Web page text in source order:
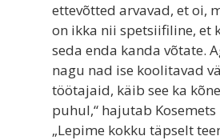
ettevõtted arvavad, et oi,
on ikka nii spetsiifiline, et
seda enda kanda võtate.
nagu nad ise koolitavad
töötajaid, käib see ka
puhul,“ hajutab
„Lepime kokku täpselt